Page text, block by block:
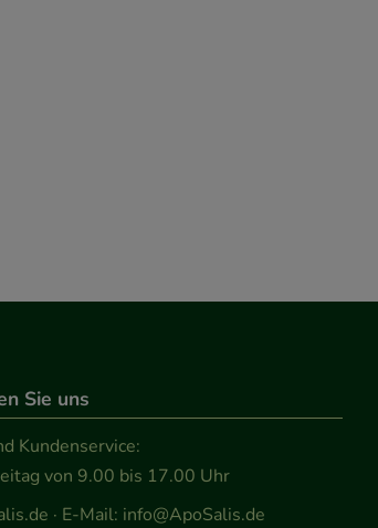
Sie uns
Kundenservice:
von 9.00 bis 17.00 Uhr
· E-Mail: info@ApoSalis.de